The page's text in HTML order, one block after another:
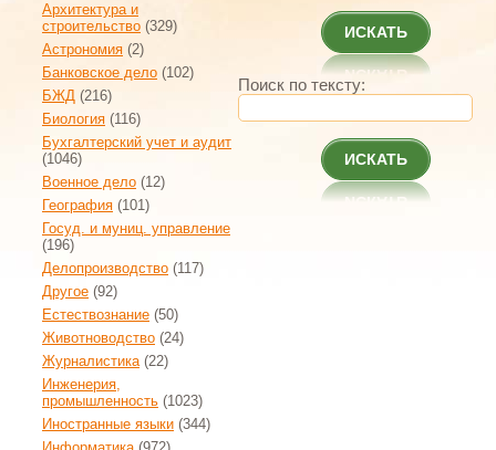
Архитектура и
строительство (329)
Астрономия (2)
Банковское дело (102)
БЖД (216)
Биология (116)
Бухгалтерский учет и аудит
(1046)
Военное дело (12)
География (101)
Госуд. и муниц. управление
(196)
Делопроизводство (117)
Другое (92)
Естествознание (50)
Животноводство (24)
Журналистика(22)
Инженерия,
промышленность (1023)
Иностранные языки (344)
ИСКАТЬ
Поиск по тексту:
ИСКАТЬ